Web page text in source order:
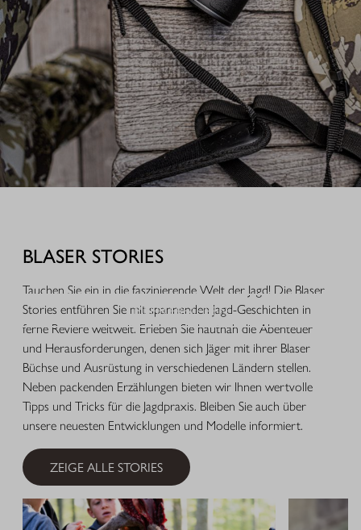
AUSRÜSTUNG FÜR IHREN JAGDERFOLG
Freizeit.
MEHR ERFAHREN
BLASER STORIES
Tauchen Sie ein in die faszinierende Welt der Jagd! Die Blaser
Stories entführen Sie mit spannenden Jagd-Geschichten in
ferne Reviere weltweit. Erleben Sie hautnah die Abenteuer
und Herausforderungen, denen sich Jäger mit ihrer Blaser
Büchse und Ausrüstung in verschiedenen Ländern stellen.
Neben packenden Erzählungen bieten wir Ihnen wertvolle
Tipps und Tricks für die Jagdpraxis. Bleiben Sie auch über
unsere neuesten Entwicklungen und Modelle informiert.
ZEIGE ALLE STORIES